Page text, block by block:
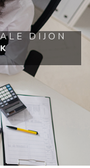
DIJON